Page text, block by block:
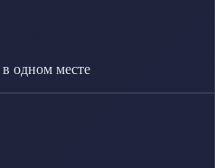
в одном месте